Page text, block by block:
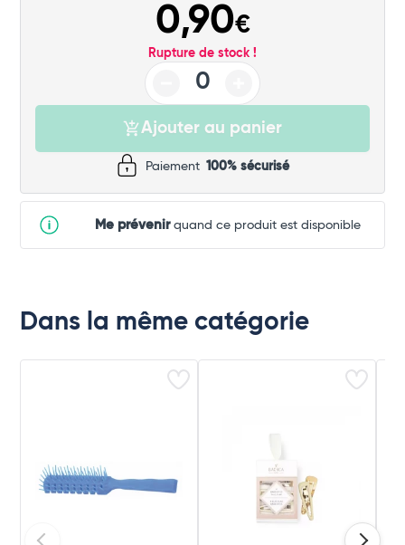
0,90€
Rupture de stock !
Ajouter au panier
Paiement 100% sécurisé
Me prévenirquand ce produit est disponible
Dans la même catégorie